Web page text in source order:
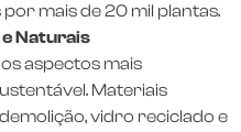
mais de 20 mil plantas.
Naturais
aspectos mais
Materiais
vidro reciclado e